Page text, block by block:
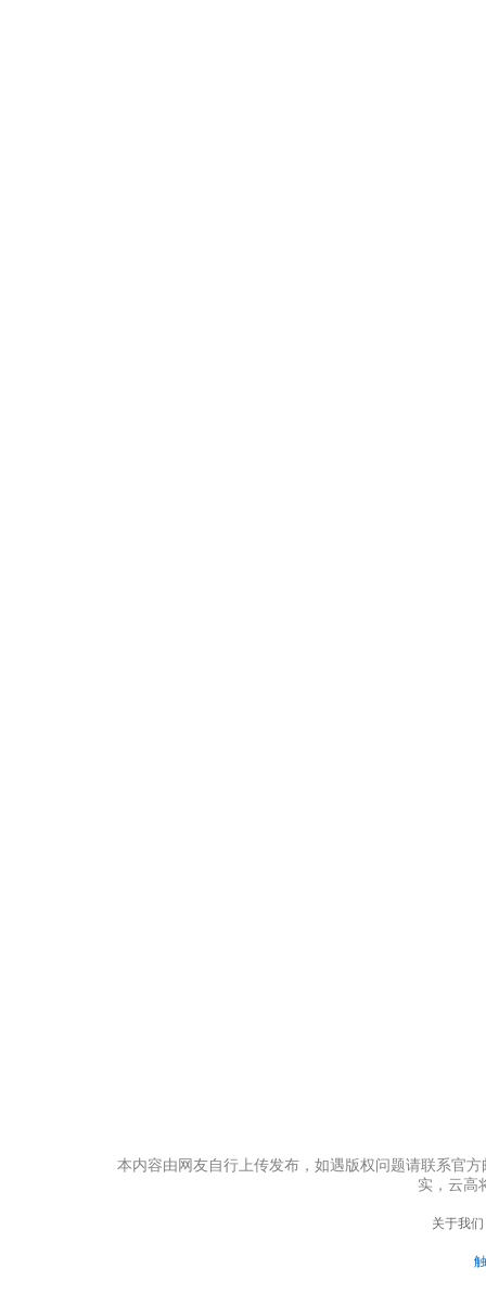
本内容由网友自行上传发布，如遇版权问题请联系官
实，云高
关于我们